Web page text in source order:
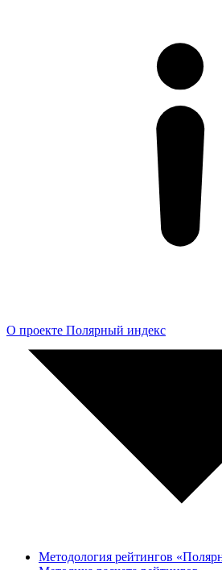
О проекте Полярный индекс
Методология рейтингов